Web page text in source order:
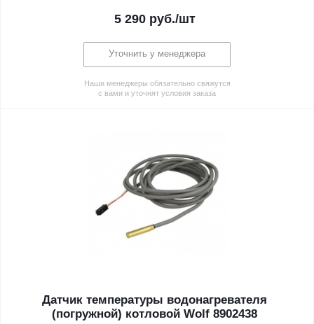
5 290руб./шт
Уточнить у менеджера
Наши менеджеры обязательно свяжутся
с вами и уточнят условия заказа
Датчик температуры водонагревателя
(погружной) котловой Wolf 8902438